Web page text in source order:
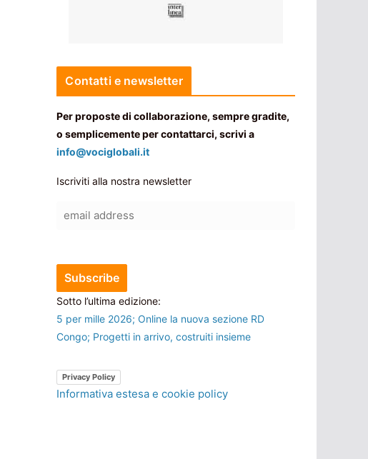
Contatti e newsletter
Per proposte di collaborazione, sempre gradite,
o semplicemente per contattarci, scrivi a
info@vociglobali.it
Iscriviti alla nostra newsletter
Sotto l’ultima edizione:
5 per mille 2026; Online la nuova sezione RD
Congo; Progetti in arrivo, costruiti insieme
Privacy Policy
Informativa estesa e cookie policy